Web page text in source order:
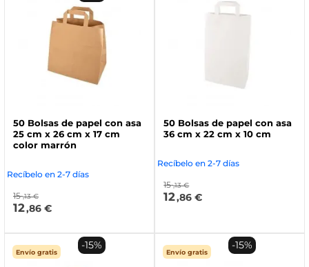
50 Bolsas de papel con asa
25 cm x 26 cm x 17 cm
color marrón
Recíbelo en 2-7 días
15 ,13 €
12,86 €
50 Bolsas de papel con asa
36 cm x 22 cm x 10 cm
Recíbelo en 2-7 días
15 ,13 €
12,86 €
Envío gratis
-15%
Envío gratis
-15%